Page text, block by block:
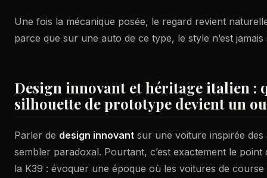
Une fois la mécanique posée, le regard revient
parce que sur une auto de ce type, le style n’est
Design innovant et héritage italien :
silhouette de prototype devient un
Parler de design innovant sur une voiture inspirée
sembler paradoxal. Pourtant, c’est exactement le point
la K39 : évoquer une époque où les voitures de course